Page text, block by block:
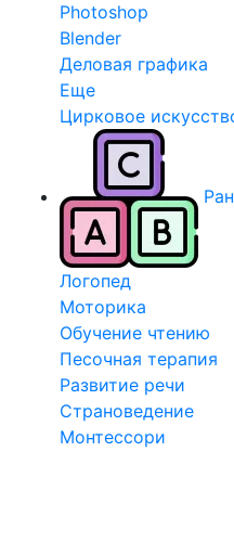
Photoshop
Blender
Деловая графика
Еще
Цирковое
Логопед
Моторика
Обучение чтению
Песочная терапия
Развитие речи
Страноведение
Монтессори